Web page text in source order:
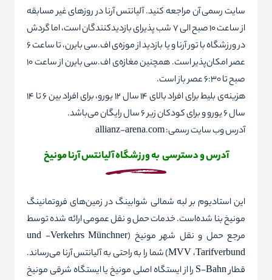
سایت رسمیآن مراجعه کنید. آلیانتس آرنا در روزهای غیر مسابقه
از ساعت 10 صبح الی 7 شب پذیرای بازدیدکنندگان است، اما گردش
در ورزشگاه با تور آرنا و یا بازدید از موزه‌ی اف.سی بایرن، تا ساعت 6
عصر امکان‌پذیر است. همچنین مغازه‌ی اف.سی بایرن از ساعت 10
صبح تا 6:30 عصر باز است.
هزینه‌ی بلیط برای افراد بالای 14 سال 12 یورو، برای افراد بین 6 تا 14
سال 6 یورو و برای کودکان زیر 6 سال رایگان می‌باشد.
آدرس وب سایت رسمی:allianz-arena.com
آدرس و دسترسی به ورزشگاه آلیانتس آرنا مونیخ
این استادیوم بر لبه شمالی شوابینگ در زمین‌های فروتمانینگ
مونیخ بنا شده‌است. خدمات حمل و نقل عمومیارائه شده توسط
مرجع حمل و نقل شهر مونیخ (Münchner
Verkehrs
-
und
Tarifverbund،MVV) شما را به راحتی به آلیانتس آرنا می‌رساند.
قطارS-Bahn را از ایستگاه اصلی مونیخ یا ایستگاه شرقی مونیخ